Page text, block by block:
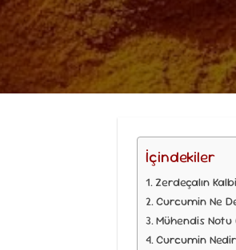
İçindekiler
Zerdeçalın
Curcumin Ne
Mühendis
Curcumin